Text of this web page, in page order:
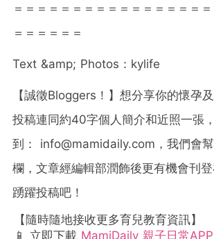
＝＝＝＝＝＝＝＝＝＝＝＝＝＝＝＝
＝＝＝＝＝＝
Text &amp; Photos：kylife
【誠徵Bloggers！】想分享你的懷孕
投稿連同約40字個人簡介和近照一張
到： info@mamidaily.com ，我們會
欄，文章經編輯部潤飾後更有機會刊
踴躍投稿吧！
【隨時隨地接收更多育兒教育資訊】
📱 立即下載 MamiDaily 親子日常APP